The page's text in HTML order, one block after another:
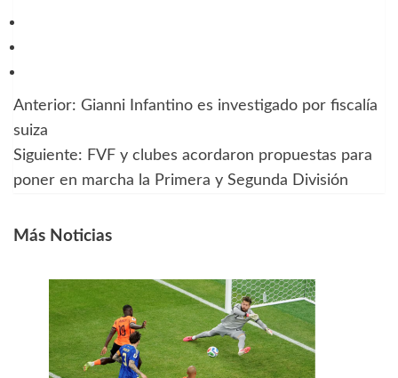
Navegación
de
entradas
Anterior: Gianni Infantino es investigado por fiscalía
suiza
Siguiente: FVF y clubes acordaron propuestas para
poner en marcha la Primera y Segunda División
Más Noticias